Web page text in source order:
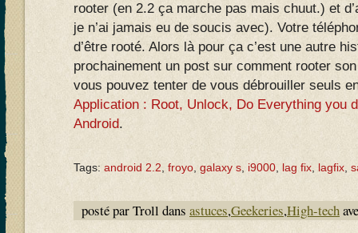
rooter (en 2.2 ça marche pas mais chuut.) et
je n’ai jamais eu de soucis avec). Votre
d’être rooté. Alors là pour ça c’est une autre
prochainement un post sur comment rooter
vous pouvez tenter de vous débrouiller seuls
Application : Root, Unlock, Do Everything you
Android.
Tags: android 2.2 froyo galaxy s i9000 lag fix lagfix
posté par Troll dans astuces,Geekeries,High-tech